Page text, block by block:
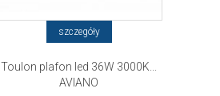
szczegóły
Toulon plafon led 36W 3000K...
AVIANO